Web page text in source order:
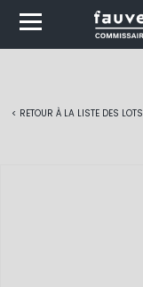
< RETOUR À LA LISTE DES LOTS